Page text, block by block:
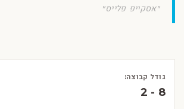
"אסקייפ פלייס"
גודל קבוצה:
2 - 8